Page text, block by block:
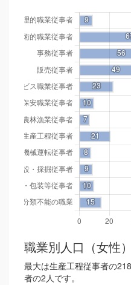
職業別人口（女性）
最大は生産工程従事者の
者の2人です。